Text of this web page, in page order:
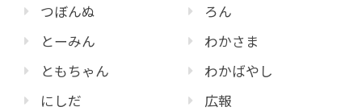
つぼんぬ
とーみん
ともちゃん
にしだ
ろん
わかさま
わかばやし
広報